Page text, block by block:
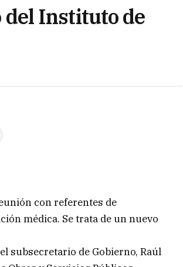
del Instituto de
con referentes de
médica. Se trata de un nuevo
subsecretario de Gobierno, Raúl